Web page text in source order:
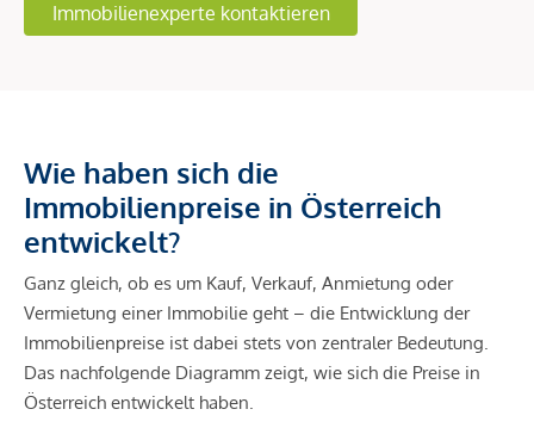
Immobilienexperte kontaktieren
Wie haben sich die
Immobilienpreise in Österreich
entwickelt?
Ganz gleich, ob es um Kauf, Verkauf, Anmietung oder
Vermietung einer Immobilie geht – die Entwicklung der
Immobilienpreise ist dabei stets von zentraler Bedeutung.
Das nachfolgende Diagramm zeigt, wie sich die Preise in
Österreich entwickelt haben.